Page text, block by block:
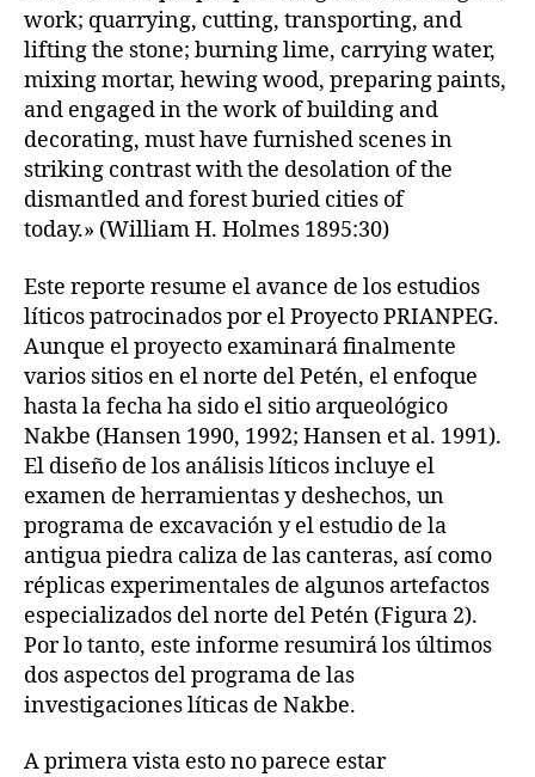
work; quarrying, cutting, transporting, and
lifting the stone; burning lime, carrying water,
mixing mortar, hewing wood, preparing paints,
and engaged in the work of building and
decorating, must have furnished scenes in
striking contrast with the desolation of the
dismantled and forest buried cities of
today.» (William H. Holmes 1895:30)
Este reporte resume el avance de los estudios
líticos patrocinados por el Proyecto PRIANPEG.
Aunque el proyecto examinará finalmente
varios sitios en el norte del Petén, el enfoque
hasta la fecha ha sido el sitio arqueológico
Nakbe (Hansen 1990, 1992; Hansen et al. 1991).
El diseño de los análisis líticos incluye el
examen de herramientas y deshechos, un
programa de excavación y el estudio de la
antigua piedra caliza de las canteras, así como
réplicas experimentales de algunos artefactos
especializados del norte del Petén (Figura 2).
Por lo tanto, este informe resumirá los últimos
dos aspectos del programa de las
investigaciones líticas de Nakbe.
A primera vista esto no parece estar